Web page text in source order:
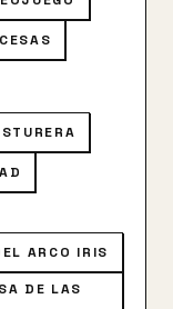
ARCO IRIS
DE LAS